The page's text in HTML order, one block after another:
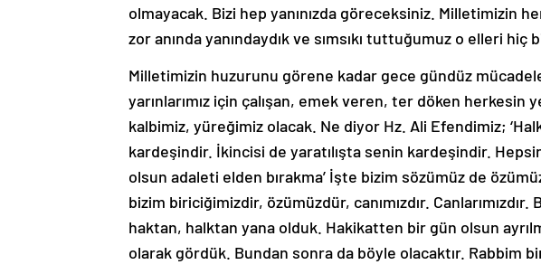
olmayacak. Bizi hep yanınızda göreceksiniz. Milletimizin
zor anında yanındaydık ve sımsıkı tuttuğumuz o elleri hiç
Milletimizin huzurunu görene kadar gece gündüz
yarınlarımız için çalışan, emek veren, ter döken herkesin
kalbimiz, yüreğimiz olacak. Ne diyor Hz. Ali Efendimiz;
kardeşindir. İkincisi de yaratılışta senin kardeşindir.
olsun adaleti elden bırakma’ İşte bizim sözümüz de
bizim biriciğimizdir, özümüzdür, canımızdır.
haktan, halktan yana olduk. Hakikatten bir gün olsun
olarak gördük. Bundan sonra da böyle olacaktır. Rabbim